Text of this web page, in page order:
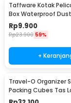
Taffware Kotak
Box Waterproof
Case ABS S - G10/
Rp9.900
Rp23.900 59%
+
Travel-O Organizer
Packing Cubes Tas
Multi Size 6 PCS -